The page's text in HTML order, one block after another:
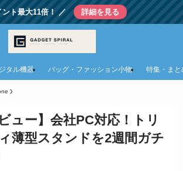
ント最大11倍！ ／ 詳細を見る
タル機器 バッグ・ファッション小物 特集・まと
ビュー】会社PC対応！トリ
薄型スタンドを2週間ガチ